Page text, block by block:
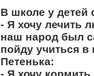
В школе у детей
- Я хочу лечить
наш народ был
пойду учиться в
Петенька: